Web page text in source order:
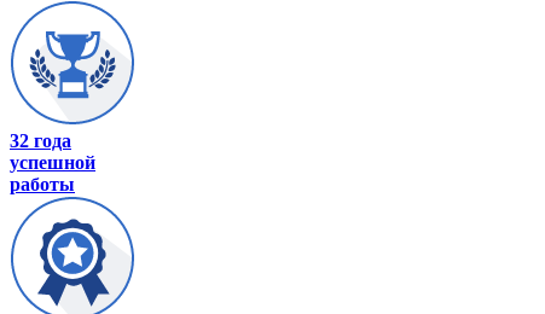
32 года
успешной
работы